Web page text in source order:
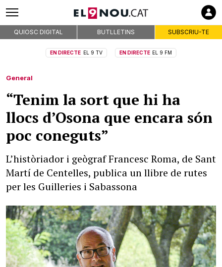
QUIOSC DIGITAL BUTLLETINS SUBSCRIU-TE
EN DIRECTE EL 9 TV EN DIRECTE EL 9 FM
General
“Tenim la sort que hi ha
llocs d’Osona que encara són
poc coneguts”
L’històriador i geògraf Francesc Roma, de Sant
Martí de Centelles, publica un llibre de rutes
per les Guilleries i Sabassona